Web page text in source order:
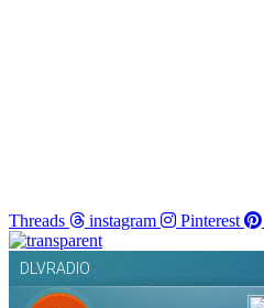
Threads instagram Pinterest